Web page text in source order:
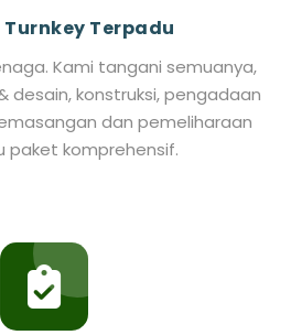
Terpadu
Kami tangani semuanya,
desain, konstruksi, pengadaan
dan pemeliharaan
paket komprehensif.